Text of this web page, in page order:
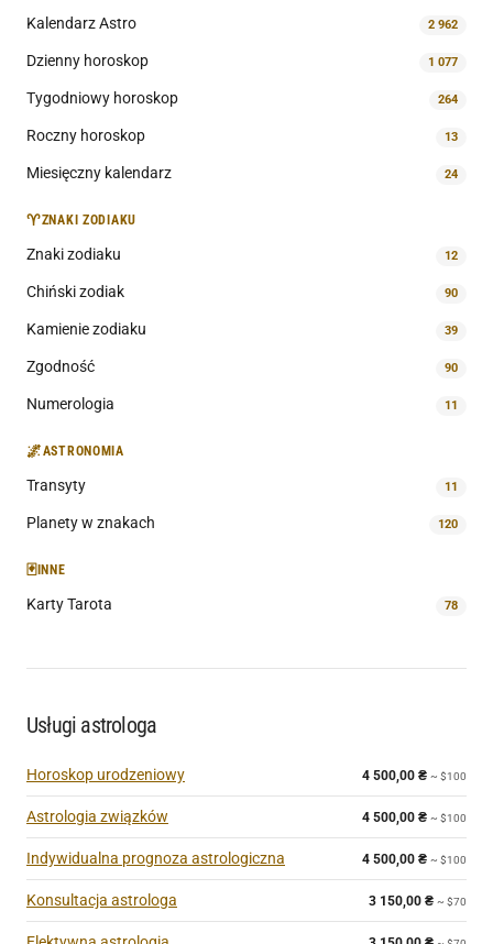
Kalendarz Astro 2 962
Dzienny horoskop 1 077
Tygodniowy horoskop 264
Roczny horoskop 13
Miesięczny kalendarz 24
♈ZNAKI ZODIAKU
Znaki zodiaku 12
Chiński zodiak 90
Kamienie zodiaku 39
Zgodność 90
Numerologia 11
🌌ASTRONOMIA
Transyty 11
Planety w znakach 120
🃏INNE
Karty Tarota 78
Usługi astrologa
Horoskop urodzeniowy 4 500,00 ₴ ~ $100
Astrologia związków 4 500,00 ₴ ~ $100
Indywidualna prognoza astrologiczna 4 500,00 ₴ ~ $100
Konsultacja astrologa 3 150,00 ₴ ~ $70